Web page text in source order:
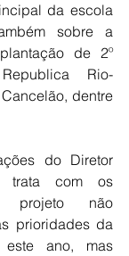
da escola
sobre a
de 2º
Rio-
dentre
do Diretor
trata com os
projeto não
prioridades da
este ano, mas